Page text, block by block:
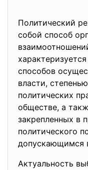
Политический
собой способ
способов
власти,
политических
обществе, а
закрепленных в
политического
допускающимся
Актуальность